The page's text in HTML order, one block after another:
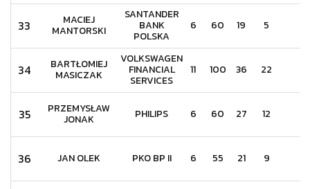
33 MACIEJ
MANTORSKI
SANTANDER
BANK
POLSKA
6 60 19 5
34 BARTŁOMIEJ
MASICZAK
VOLKSWAGEN
FINANCIAL
SERVICES
11 100 36 22
35 PRZEMYSŁAW
JONAK PHILIPS 6 60 27 12
36 JAN OLEK PKO BP II 6 55 21 9